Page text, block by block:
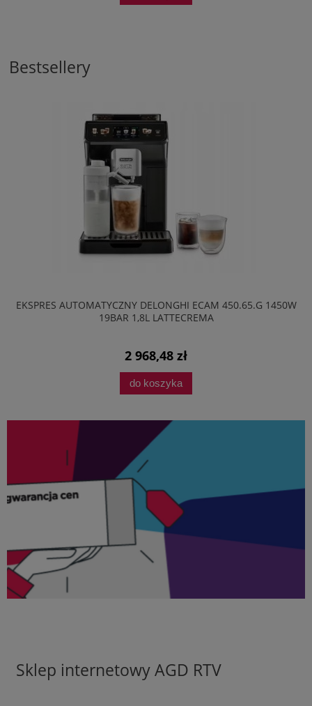
Bestsellery
EKSPRES AUTOMATYCZNY DELONGHI ECAM 450.65.G 1450W
19BAR 1,8L LATTECREMA
2 968,48 zł
do koszyka
Sklep internetowy AGD RTV